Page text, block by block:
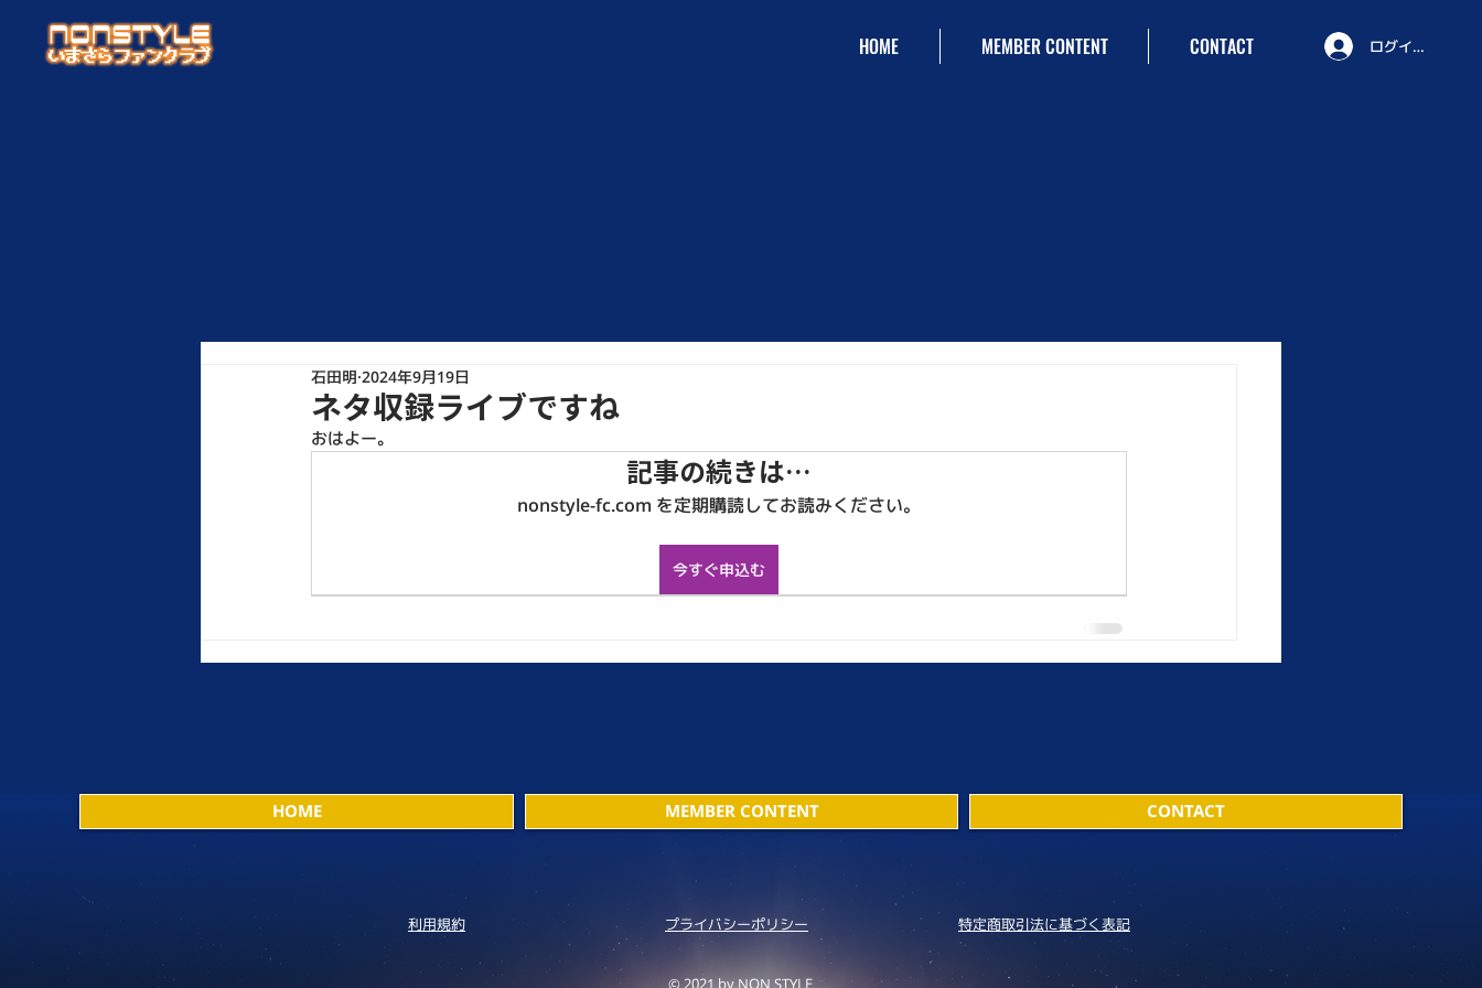
HOME MEMBER CONTENT CONTACT ログイン
ネタ収録ライブですね
石田明 2024年9月19日
おはよー。
記事の続きは…
nonstyle-fc.com を定期購読してお読みください。
今すぐ申込む
HOME MEMBER CONTENT CONTACT
利用規約 プライバシーポリシー 特定商取引法に基づく表記
© 2021 by NON STYLE